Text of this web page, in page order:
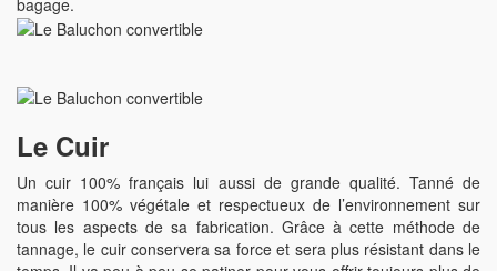
Le Cuir
Un cuir 100% français lui aussi de grande qualité. Tanné de
manière 100% végétale et respectueux de l’environnement sur
tous les aspects de sa fabrication. Grâce à cette méthode de
tannage, le cuir conservera sa force et sera plus résistant dans le